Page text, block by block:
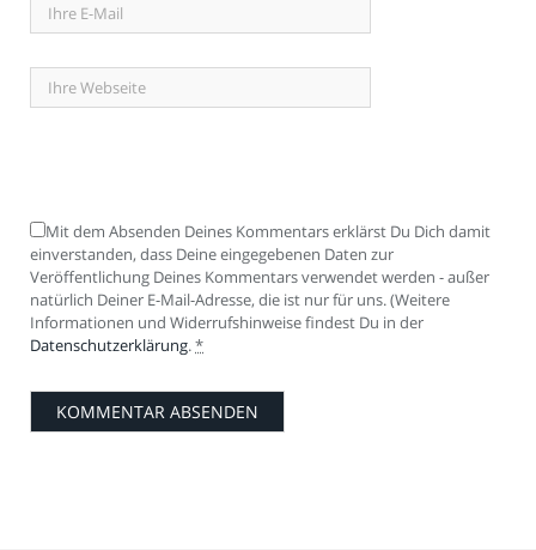
Mit dem Absenden Deines Kommentars erklärst Du Dich damit
einverstanden, dass Deine eingegebenen Daten zur
Veröffentlichung Deines Kommentars verwendet werden - außer
natürlich Deiner E-Mail-Adresse, die ist nur für uns. (Weitere
Informationen und Widerrufshinweise findest Du in der
Datenschutzerklärung.*